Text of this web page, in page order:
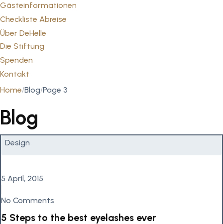
Gästeinformationen
Checkliste Abreise
Über DeHelle
Die Stiftung
Spenden
Kontakt
Home Blog Page 3
Blog
Design
5 April, 2015
No Comments
5 Steps to the best eyelashes ever